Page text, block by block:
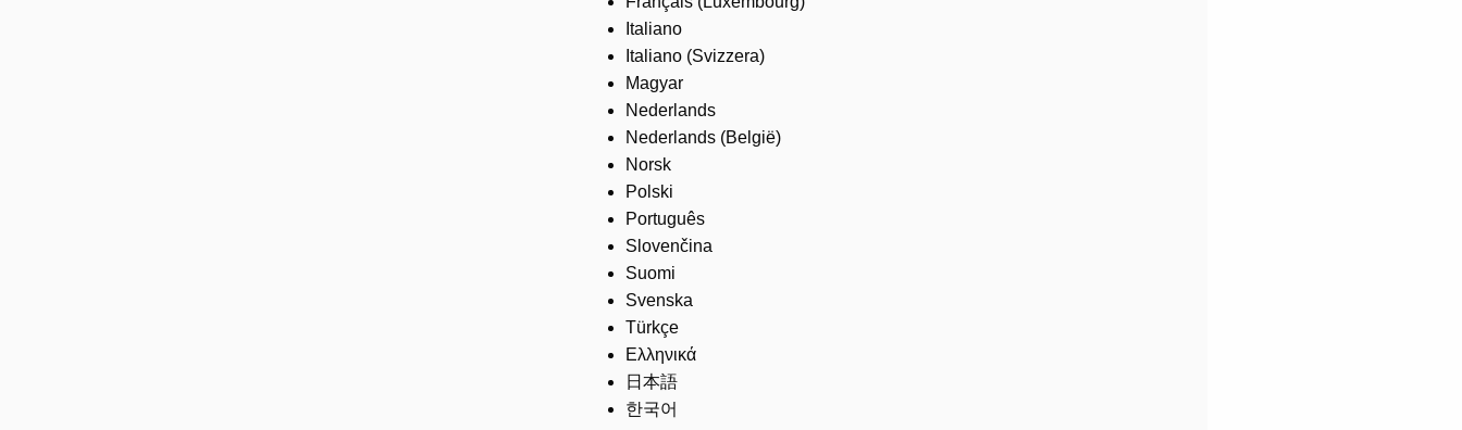
Italiano
Italiano (Svizzera)
Magyar
Nederlands
Nederlands (België)
Norsk
Polski
Português
Slovenčina
Suomi
Svenska
Türkçe
Ελληνικά
日本語
한국어